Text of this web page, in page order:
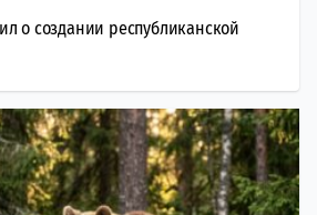
о создании республиканской